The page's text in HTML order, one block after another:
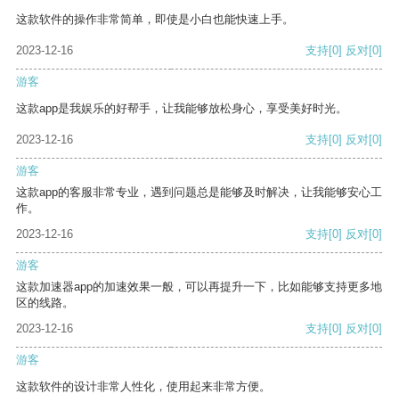
这款软件的操作非常简单，即使是小白也能快速上手。
2023-12-16 支持[0] 反对[0]
游客
这款app是我娱乐的好帮手，让我能够放松身心，享受美好时光。
2023-12-16 支持[0] 反对[0]
游客
这款app的客服非常专业，遇到问题总是能够及时解决，让我能够安心工
作。
2023-12-16
支持[0] 反对[0]
游客
这款加速器app的加速效果一般，可以再提升一下，比如能够支持更多地
区的线路。
2023-12-16
支持[0] 反对[0]
游客
这款软件的设计非常人性化，使用起来非常方便。